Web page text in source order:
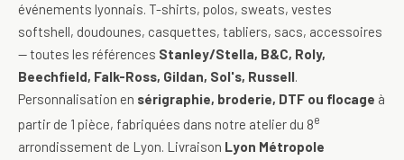
événements lyonnais. T-shirts, polos, sweats, vestes
softshell, doudounes, casquettes, tabliers, sacs, accessoires
— toutes les références Stanley/Stella, B&C, Roly,
Beechfield, Falk-Ross, Gildan, Sol's, Russell.
Personnalisation en sérigraphie, broderie, DTF ou flocage à
partir de 1 pièce, fabriquées dans notre atelier du 8e
arrondissement de Lyon. Livraison Lyon Métropole